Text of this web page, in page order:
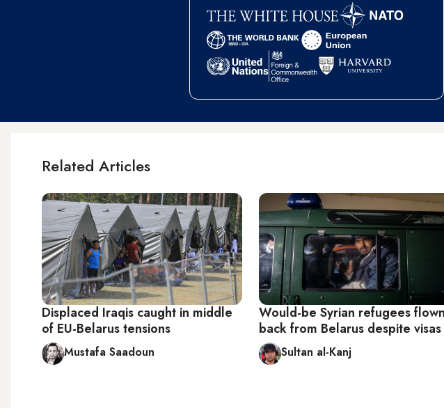
Related Articles
Displaced Iraqis caught in middle
of EU-Belarus tensions
Mustafa Saadoun
Would-be Syrian refugees flown
back from Belarus despite visas
Sultan al-Kanj